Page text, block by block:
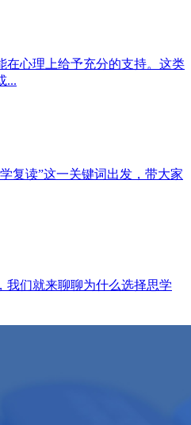
在心理上给予充分的支持。这类
...
复读”这一关键词出发，带大家
我们就来聊聊为什么选择思学